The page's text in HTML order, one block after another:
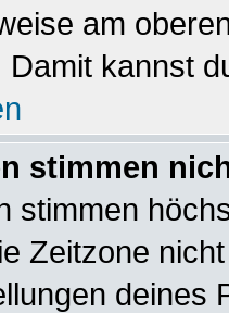
am
Damit kannst
stimmen
stimmen
Zeitzone
deines